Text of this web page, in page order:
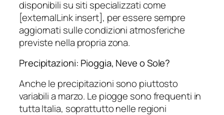
disponibili su siti specializzati come
[externalLink insert], per essere sempre
aggiornati sulle condizioni atmosferiche
previste nella propria zona.
Precipitazioni: Pioggia, Neve o Sole?
Anche le precipitazioni sono piuttosto
variabili a marzo. Le piogge sono frequenti in
tutta Italia, soprattutto nelle regioni